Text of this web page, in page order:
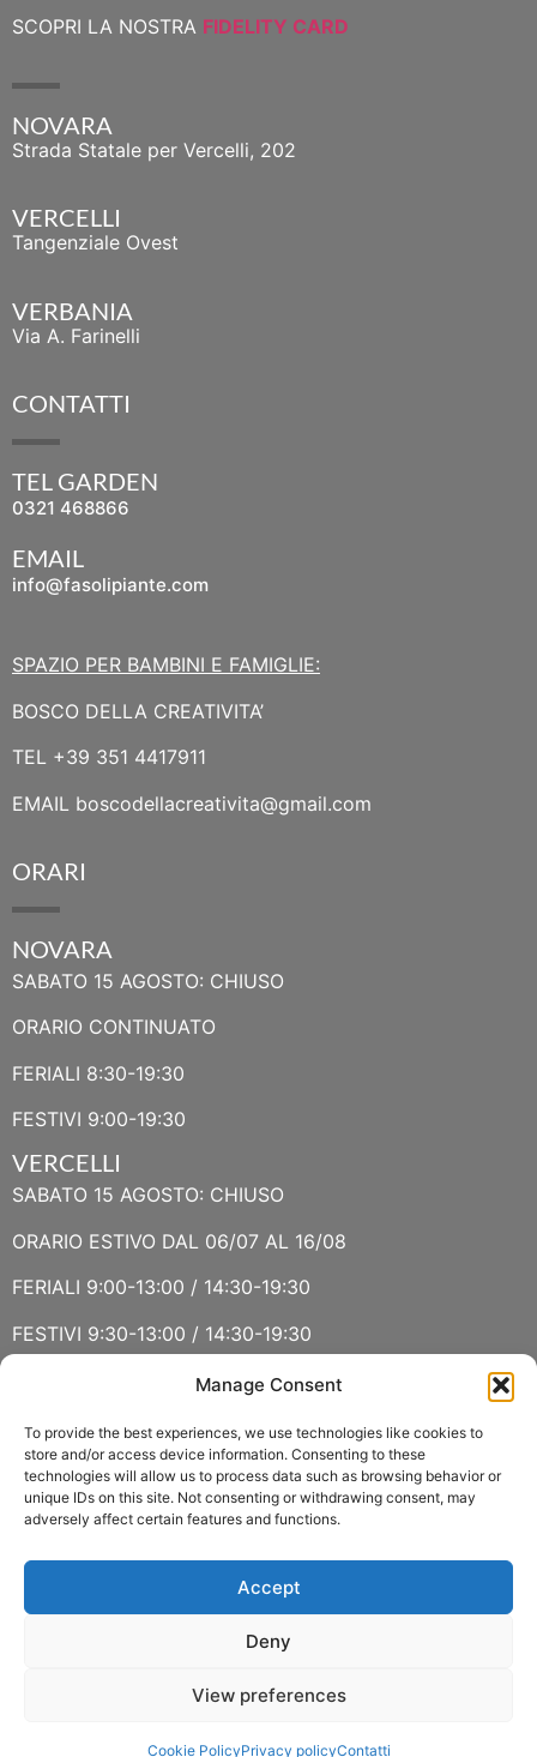
Manage Consent
To provide the best experiences, we use technologies like cookies to
store and/or access device information. Consenting to these
technologies will allow us to process data such as browsing behavior or
unique IDs on this site. Not consenting or withdrawing consent, may
adversely affect certain features and functions.
Accept
Deny
View preferences
Cookie PolicyPrivacy policyContatti
SCOPRI LA NOSTRA FIDELITY CARD
NOVARA
Strada Statale per Vercelli, 202
VERCELLI
Tangenziale Ovest
VERBANIA
Via A. Farinelli
CONTATTI
TEL GARDEN
0321 468866
EMAIL
info@fasolipiante.com
SPAZIO PER BAMBINI E FAMIGLIE:
BOSCO DELLA CREATIVITA’
TEL +39 351 4417911
EMAIL boscodellacreativita@gmail.com
ORARI
NOVARA
SABATO 15 AGOSTO: CHIUSO
ORARIO CONTINUATO
FERIALI 8:30-19:30
FESTIVI 9:00-19:30
VERCELLI
SABATO 15 AGOSTO: CHIUSO
ORARIO ESTIVO DAL 06/07 AL 16/08
FERIALI 9:00-13:00 / 14:30-19:30
FESTIVI 9:30-13:00 / 14:30-19:30
SABATO 15 AGOSTO E DOMENICA 16 AGOSTO: CHIUSO
ORARIO ESTIVO LUGLIO E AGOSTO
FERIALI 8:30-13:00 / 15:00-19:00
FESTIVI 8:30-12:30